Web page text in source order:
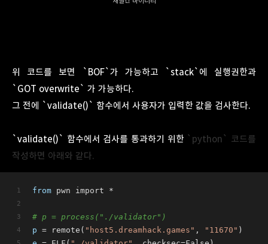
위 코드를 보면 `BOF`가 가능하고 `stack`에 실행권한과
`GOT overwrite` 가 가능하다.
그 전에 `validate()` 함수에서 사용자가 입력한 값을 검사한다.
`validate()` 함수에서 검사를 통과하기 위한 `python` 코드를
작성하면 아래와 같다.
from pwn import *
# p = process("./validator")
p = remote( "host5.dreamhack.games" , "11670" )